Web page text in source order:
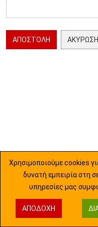
ΑΠΟΣΤΟΛΉ ΑΚΎΡΩΣΗ
Χρησιμοποιούμε cookies
δυνατή εμπειρία στη
υπηρεσίες μας
ΑΠΟΔΟΧΉ